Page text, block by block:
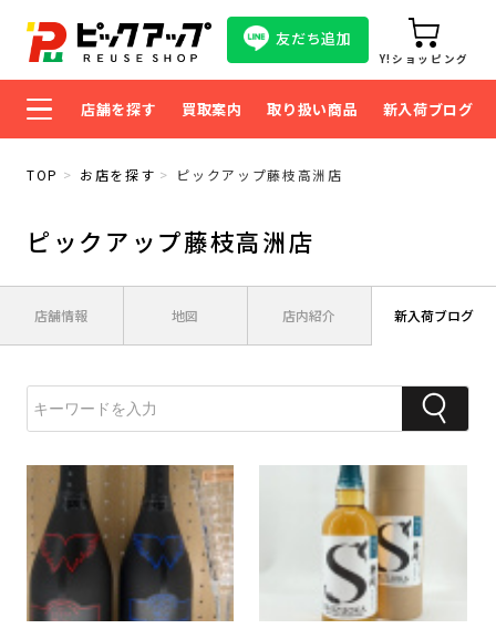
友だち追加
Y!ショッピング
店舗を探す 買取案内 取り扱い商品 新入荷ブログ
TOP お店を探す ピックアップ藤枝高洲店
ピックアップ藤枝高洲店
店舗情報 地図 店内紹介 新入荷ブログ